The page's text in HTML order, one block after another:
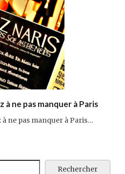
à ne pas manquer à Paris
à ne pas manquer à Paris…
Rechercher